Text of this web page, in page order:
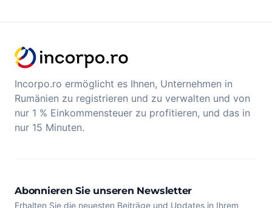
Incorpo.ro ermöglicht es Ihnen, Unternehmen in
Rumänien zu registrieren und zu verwalten und von
nur 1 % Einkommensteuer zu profitieren, und das in
nur 15 Minuten.
Abonnieren Sie unseren Newsletter
Erhalten Sie die neuesten Beiträge und Updates in Ihrem